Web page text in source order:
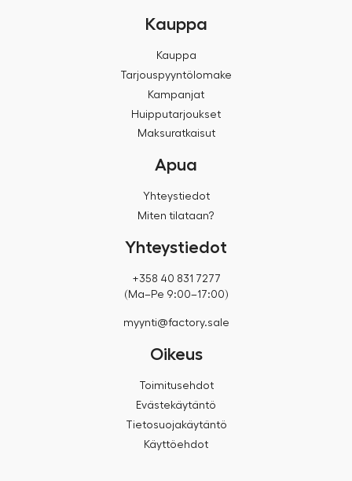
Kauppa
Kauppa
Tarjouspyyntölomake
Kampanjat
Huipputarjoukset
Maksuratkaisut
Apua
Yhteystiedot
Miten tilataan?
Yhteystiedot
+358 40 831 7277
(Ma–Pe 9:00–17:00)
myynti@factory.sale
Oikeus
Toimitusehdot
Evästekäytäntö
Tietosuojakäytäntö
Käyttöehdot